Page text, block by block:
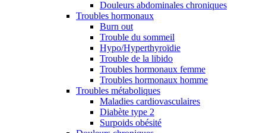
Douleurs abdominales chroniques
Troubles hormonaux
Burn out
Trouble du sommeil
Hypo/Hyperthyroïdie
Trouble de la libido
Troubles hormonaux femme
Troubles hormonaux homme
Troubles métaboliques
Maladies cardiovasculaires
Diabète type 2
Surpoids obésité